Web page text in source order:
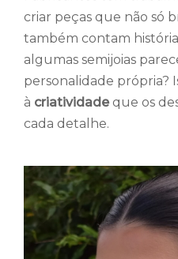
criar peças que não só
também contam
algumas semijoias
personalidade própria?
à criatividadeque os
cada detalhe.